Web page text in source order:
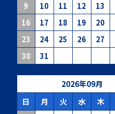
9
10 11 12 13
16
17 18 19 20
23
24 25 26 27
30
31
2026年09月
日
月 火 水 木